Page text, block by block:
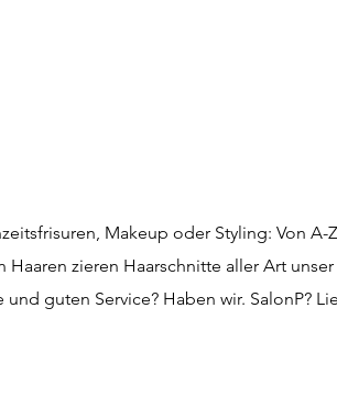
Makeup oder Styling: Von A-
zieren Haarschnitte aller Art
guten Service? Haben wir. SalonP?